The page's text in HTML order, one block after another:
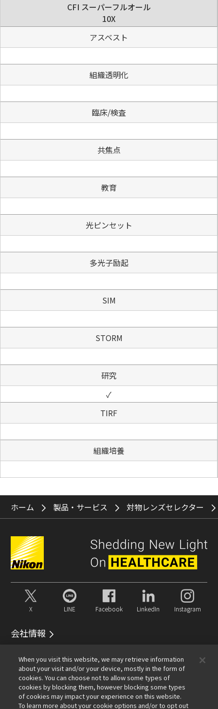
CFI スーパーフルオール
10X
アスベスト
組織透明化
臨床/検査
共焦点
教育
光ピンセット
多光子励起
SIM
STORM
研究
✓
TIRF
組織培養
ホーム 製品・サービス 対物レンズセレクター
X LINE Facebook LinkedIn Instagram
会社情報
顕微鏡事業100周年
おすすめリンク
メールマガジン登録対物レンズセレクターPubScope
When you visit this website, we may retrieve information
about your visit and/or your device, mostly in the form of
cookies. You can choose not to allow some types of
cookies by blocking them, however blocking some types
of cookies may impact your experience on this website.
To learn more about your cookie options and/or to opt out